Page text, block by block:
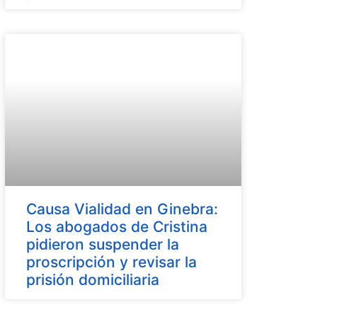
Causa Vialidad en Ginebra:
Los abogados de Cristina
pidieron suspender la
proscripción y revisar la
prisión domiciliaria